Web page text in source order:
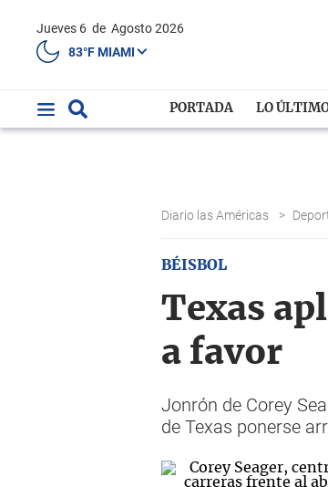
Jueves 6 de Agosto 2026
83°F MIAMI
PORTADA LO
Diario las Américas >
BÉISBOL
Texas
a favor
Jonrón de Corey
de Texas ponerse